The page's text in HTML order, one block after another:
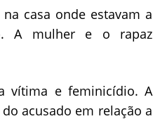
casa onde estavam a
A mulher e o rapaz
vítima e feminicídio. A
acusado em relação a